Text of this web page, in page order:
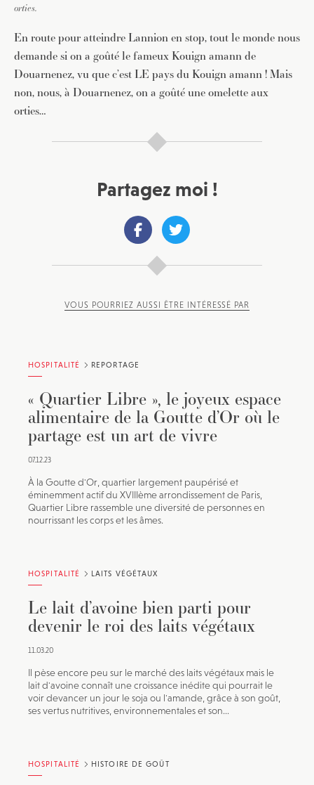
orties.
En route pour atteindre Lannion en stop, tout le monde nous
demande si on a goûté le fameux Kouign amann de
Douarnenez, vu que c’est LE pays du Kouign amann ! Mais
non, nous, à Douarnenez, on a goûté une omelette aux
orties…
Partagez moi !
VOUS POURRIEZ AUSSI ÊTRE INTÉRESSÉ PAR
HOSPITALITÉ REPORTAGE
« Quartier Libre », le joyeux espace
alimentaire de la Goutte d’Or où le
partage est un art de vivre
07.12.23
À la Goutte d'Or, quartier largement paupérisé et
éminemment actif du XVIIIème arrondissement de Paris,
Quartier Libre rassemble une diversité de personnes en
nourrissant les corps et les âmes.
HOSPITALITÉ LAITS VÉGÉTAUX
Le lait d’avoine bien parti pour
devenir le roi des laits végétaux
11.03.20
Il pèse encore peu sur le marché des laits végétaux mais le
lait d'avoine connaît une croissance inédite qui pourrait le
voir devancer un jour le soja ou l'amande, grâce à son goût,
ses vertus nutritives, environnementales et son...
HOSPITALITÉ HISTOIRE DE GOÛT
JE M'INSCRIS À LA NEWSLETTER
Pour recevoir toutes les deux semaines notre lettre
d’info avec une sélection d’articles …